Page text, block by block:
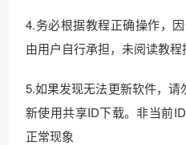
4.务必根据教程正确操作，
由用户自行承担，未阅读教程
5.如果发现无法更新软件，请
新使用共享ID下载。非当前
正常现象